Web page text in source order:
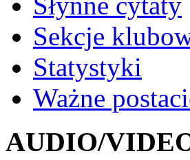
Sekcje
Statystyki
Ważne
AUDIO/